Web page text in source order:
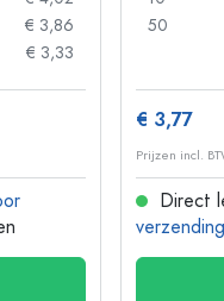
€ 3,86
€ 3,33
50
€ 3,77
Prijzen incl.
Direct
verzending